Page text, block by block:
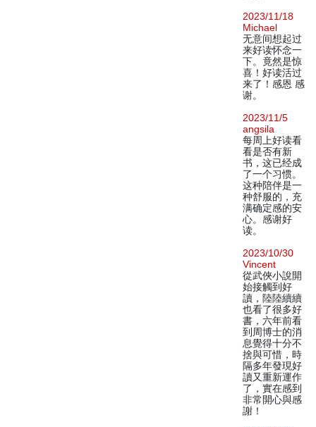
2023/11/18
Michael
无意间想起过
来好读怀念一
下。竟然是惊
喜！好读活过
来了！感恩 感
谢。
2023/11/5
angsila
每周上好读看
看是否有新
书，这已经成
了一个习惯。
这种陪伴是一
种舒服的，充
满确定感的安
心。感谢好
读。
2023/10/30
Vincent
從武俠小說開
始接觸到好
讀，陸陸續續
也看了很多好
書，六年前看
到周博士的消
息覺得十分不
捨與可惜，時
隔多年發現好
讀又重新運作
了，實在感到
非常開心與感
謝！